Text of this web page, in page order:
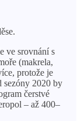
ve srovnání s
(makrela,
protože je
sezóny 2020 by
čerstvé
– až 400–